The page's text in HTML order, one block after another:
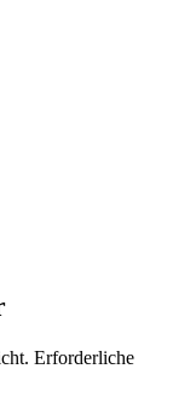
Erforderliche